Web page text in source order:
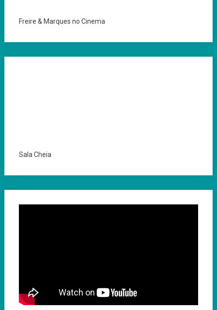
Freire & Marques no Cinema
Sala Cheia